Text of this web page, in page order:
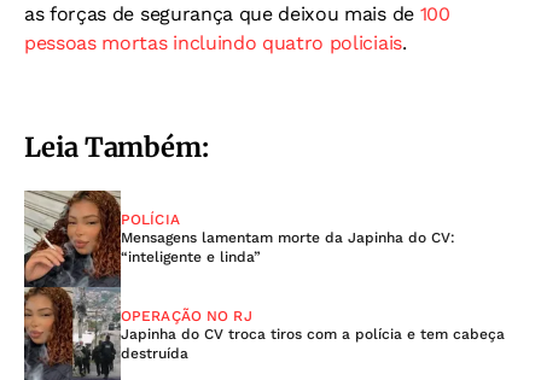
as forças de segurança que deixou mais de 100
pessoas mortas incluindo quatro policiais.
Leia Também:
POLÍCIA
Mensagens lamentam morte da Japinha do CV:
“inteligente e linda”
OPERAÇÃO NO RJ
Japinha do CV troca tiros com a polícia e tem cabeça
destruída